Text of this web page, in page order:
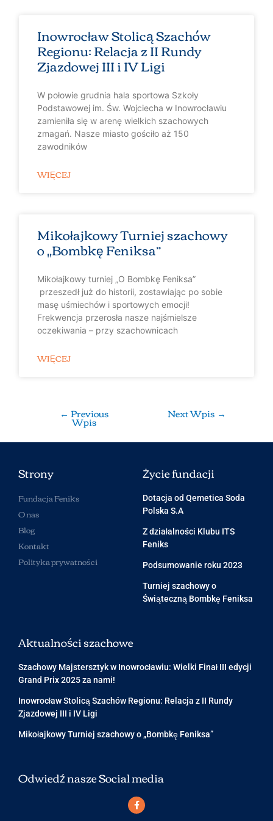
Inowrocław Stolicą Szachów
Regionu: Relacja z II Rundy
Zjazdowej III i IV Ligi
W połowie grudnia hala sportowa Szkoły
Podstawowej im. Św. Wojciecha w Inowrocławiu
zamieniła się w arenę wielkich szachowych
zmagań. Nasze miasto gościło aż 150
zawodników
WIĘCEJ
Mikołajkowy Turniej szachowy
o „Bombkę Feniksa”
Mikołajkowy turniej „O Bombkę Feniksa”
przeszedł już do historii, zostawiając po sobie
masę uśmiechów i sportowych emocji!
Frekwencja przerosła nasze najśmielsze
oczekiwania – przy szachownicach
WIĘCEJ
← Previous
Wpis
Next Wpis →
Strony
Fundacja Feniks
O nas
Blog
Kontakt
Polityka prywatności
Życie fundacji
Dotacja od Qemetica Soda
Polska S.A
Z działalności Klubu ITS
Feniks
Podsumowanie roku 2023
Turniej szachowy o
Świąteczną Bombkę Feniksa
Aktualności szachowe
Szachowy Majstersztyk w Inowrocławiu: Wielki Finał III edycji
Grand Prix 2025 za nami!
Inowrocław Stolicą Szachów Regionu: Relacja z II Rundy
Zjazdowej III i IV Ligi
Mikołajkowy Turniej szachowy o „Bombkę Feniksa”
Odwiedź nasze Social media
F
a
c